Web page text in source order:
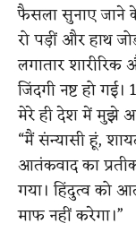
फैसला सुनाए जाने
रो पड़ीं और हाथ
लगातार शारीरिक
जिंदगी नष्ट हो
मेरे ही देश में मुझे
“मैं संन्यासी हूं,
आतंकवाद का
गया। हिंदुत्व को
माफ नहीं करेगा।”